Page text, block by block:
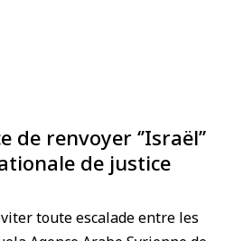
renvoyer ‘’Israël’’
de justice